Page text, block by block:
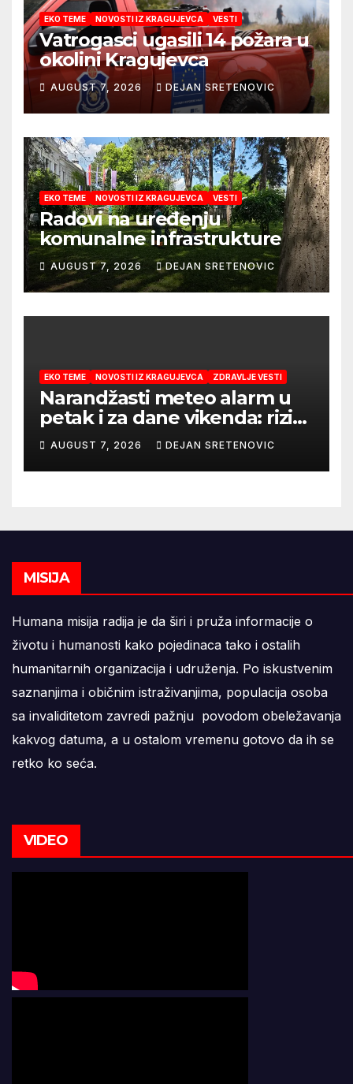
EKO TEME NOVOSTI IZ KRAGUJEVCA VESTI
Vatrogasci ugasili 14 požara u
okolini Kragujevca
AUGUST 7, 2026 DEJAN SRETENOVIC
EKO TEME NOVOSTI IZ KRAGUJEVCA VESTI
Radovi na uređenju
komunalne infrastrukture
AUGUST 7, 2026 DEJAN SRETENOVIC
EKO TEME NOVOSTI IZ KRAGUJEVCA ZDRAVLJE VESTI
Narandžasti meteo alarm u
petak i za dane vikenda: rizik
od nastanka i širenja požara
na otvorenom i dalje veoma
visok
AUGUST 7, 2026 DEJAN SRETENOVIC
MISIJA
Humana misija radija je da širi i pruža informacije o
životu i humanosti kako pojedinaca tako i ostalih
humanitarnih organizacija i udruženja. Po iskustvenim
saznanjima i običnim istraživanjima, populacija osoba
sa invaliditetom zavredi pažnju povodom obeležavanja
kakvog datuma, a u ostalom vremenu gotovo da ih se
retko ko seća.
VIDEO